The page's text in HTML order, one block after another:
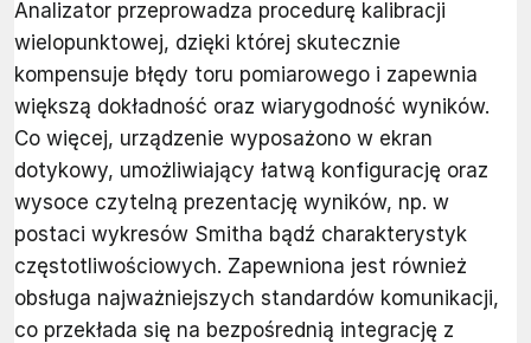
Analizator przeprowadza procedurę kalibracji
wielopunktowej, dzięki której skutecznie
kompensuje błędy toru pomiarowego i zapewnia
większą dokładność oraz wiarygodność wyników.
Co więcej, urządzenie wyposażono w ekran
dotykowy, umożliwiający łatwą konfigurację oraz
wysoce czytelną prezentację wyników, np. w
postaci wykresów Smitha bądź charakterystyk
częstotliwościowych. Zapewniona jest również
obsługa najważniejszych standardów komunikacji,
co przekłada się na bezpośrednią integrację z